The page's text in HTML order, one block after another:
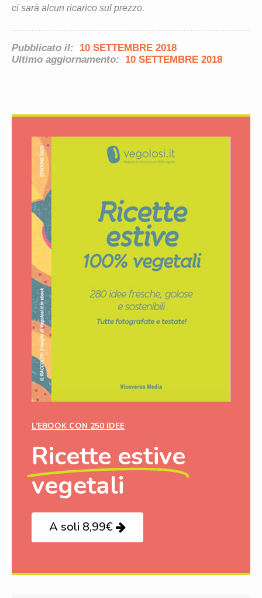
ci sarà alcun ricarico sul prezzo.
Pubblicato il:
10 SETTEMBRE 2018
Ultimo aggiornamento:
10 SETTEMBRE 2018
L’EBOOK CON 250 IDEE
Ricette estive
vegetali
A soli 8,99€